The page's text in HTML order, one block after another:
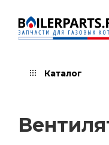
Каталог